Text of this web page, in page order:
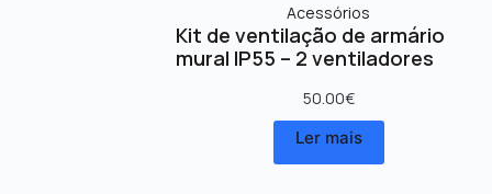
Acessórios
Kit de ventilação de armário
mural IP55 – 2 ventiladores
50.00€
Ler mais